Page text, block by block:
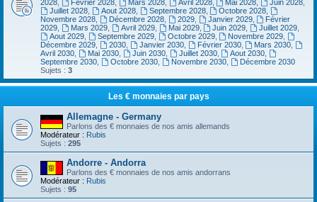
2028
Février 2028, Mars 2028, Avril 2028, Mai 2028 Juin 2028
Juillet 2028, Aout 2028, Septembre 2028, Octobre 2028
Novembre 2028
Décembre 2028, 2029, Janvier 2029,
Février
2029
Mars 2029, Avril 2029, Mai 2029, Juin 2029 Juillet 2029
Aout 2029, Septembre 2029, Octobre 2029, Novembre 2029
Décembre 2029
2030, Janvier 2030, Février 2030, Mars 2030
Avril 2030
Mai 2030, Juin 2030, Juillet 2030, Aout 2030
Septembre 2030
Octobre 2030, Novembre 2030,
Décembre 2030
Sujets : 3
Les € monnaies par pays
Allemagne - Germany
Parlons des € monnaies de nos amis allemands
Modérateur : Rubis
Sujets : 295
Andorre - Andorra
Parlons des € monnaies de nos amis andorrans
Modérateur : Rubis
Sujets : 95